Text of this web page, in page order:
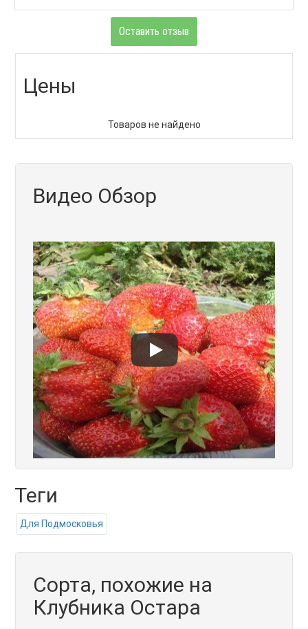
Оставить отзыв
Цены
Товаров не найдено
Видео Обзор
Теги
Для Подмосковья
Сорта, похожие на
Клубника Остара